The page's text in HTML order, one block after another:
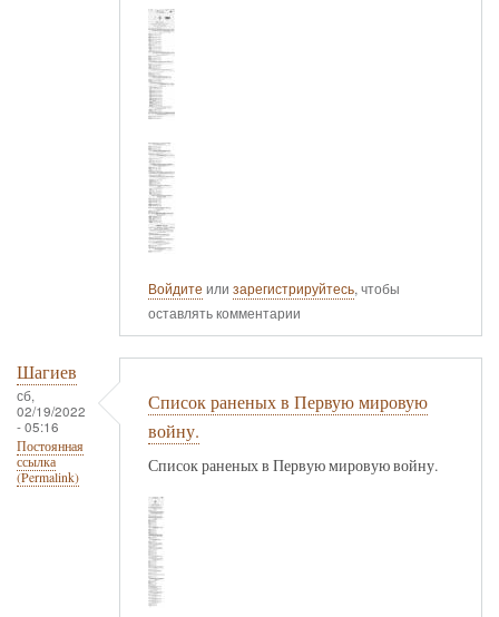
Войдите или зарегистрируйтесь, чтобы
оставлять комментарии
Шагиев
сб,
02/19/2022
- 05:16
Постоянная
ссылка
(Permalink)
Список раненых в Первую мировую
войну.
Список раненых в Первую мировую войну.